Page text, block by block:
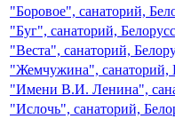
"Боровое", санаторий,
"Буг", санаторий,
"Веста", санаторий,
"Жемчужина", санаторий,
"Имени В.И. Ленина",
"Ислочь", санаторий,